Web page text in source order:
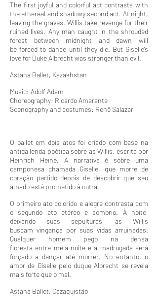
The first joyful and colorful act contrasts with
the ethereal and shadowy second act. At night,
leaving the graves, Willis take revenge for their
ruined lives. Any man caught in the shrouded
forest between midnight and dawn will
be forced to dance until they die. But Giselle’s
love for Duke Albrecht was stronger than evil.
Astana Ballet, Kazakhstan
Music: Adolf Adam
Choreography: Ricardo Amarante
Scenography and costumes: Renê Salazar
O ballet em dois atos foi criado com base na
antiga lenda poética sobre as Willis, escrita por
Heinrich Heine. A narrativa é sobre uma
camponesa chamada Giselle, que morre de
coração partido depois de descobrir que seu
amado está prometido à outra.
O primeiro ato colorido e alegre contrasta com
o segundo ato etéreo e sombrio. À noite,
deixando suas sepulturas, as Willis
buscam vingança por suas vidas arruinadas.
Qualquer homem pego na densa
floresta entre meia-noite e a madrugada será
forçado a dançar até morrer. No entanto, o
amor de Giselle pelo duque Albrecht se revela
mais forte que o mal.
Astana Ballet, Cazaquistão